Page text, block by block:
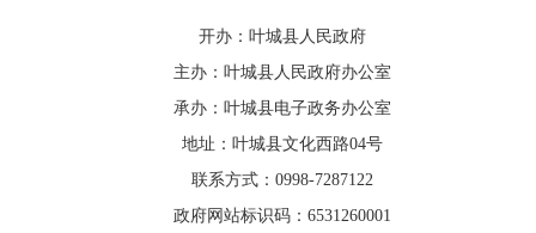
4、投资规模及来源:总投资
42959595.5元，资金来源为衔接资金
5、项目实施期限:2025年度
开办：叶城县人民政府
主办：叶城县人民政府办公室
承办：叶城县电子政务办公室
地址：叶城县文化西路04号
联系方式：0998-7287122
政府网站标识码：6531260001